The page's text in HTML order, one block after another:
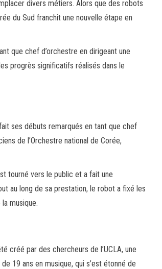
divers métiers. Alors que des robots
du Sud franchit une nouvelle étape en
que chef d’orchestre en dirigeant une
progrès significatifs réalisés dans le
ses débuts remarqués en tant que chef
de l’Orchestre national de Corée,
tourné vers le public et a fait une
au long de sa prestation, le robot a fixé les
musique.
créé par des chercheurs de l’UCLA, une
19 ans en musique, qui s’est étonné de